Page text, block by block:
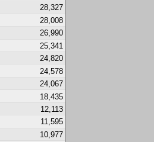
28,327
28,008
26,990
25,341
24,820
24,578
24,067
18,435
12,113
11,595
10,977